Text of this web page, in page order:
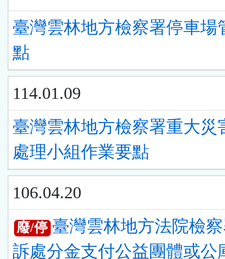
臺灣雲林地方檢察署停車場
點
114.01.09
臺灣雲林地方檢察署重大災
處理小組作業要點
106.04.20
廢/停 臺灣雲林地方法院檢
訴處分金支付公益團體或公